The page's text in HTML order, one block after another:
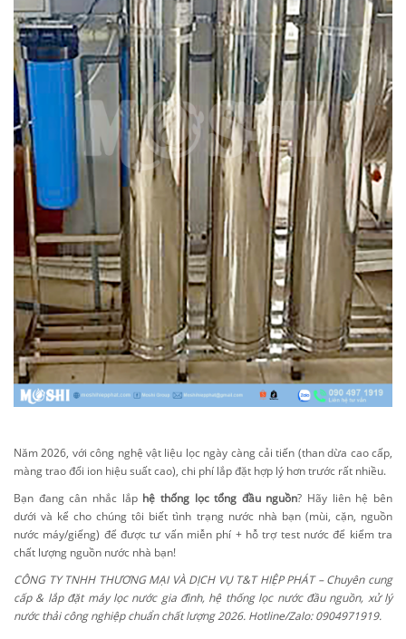
Năm 2026, với công nghệ vật liệu lọc ngày càng cải tiến (than dừa cao cấp,
màng trao đổi ion hiệu suất cao), chi phí lắp đặt hợp lý hơn trước rất nhiều.
Bạn đang cân nhắc lắp hệ thống lọc tổng đầu nguồn? Hãy liên hệ bên
dưới và kể cho chúng tôi biết tình trạng nước nhà bạn (mùi, cặn, nguồn
nước máy/giếng) để được tư vấn miễn phí + hỗ trợ test nước để kiểm tra
chất lượng nguồn nước nhà bạn!
CÔNG TY TNHH THƯƠNG MẠI VÀ DỊCH VỤ T&T HIỆP PHÁT – Chuyên cung
cấp & lắp đặt máy lọc nước gia đình, hệ thống lọc nước đầu nguồn, xử lý
nước thải công nghiệp chuẩn chất lượng 2026. Hotline/Zalo: 0904971919.